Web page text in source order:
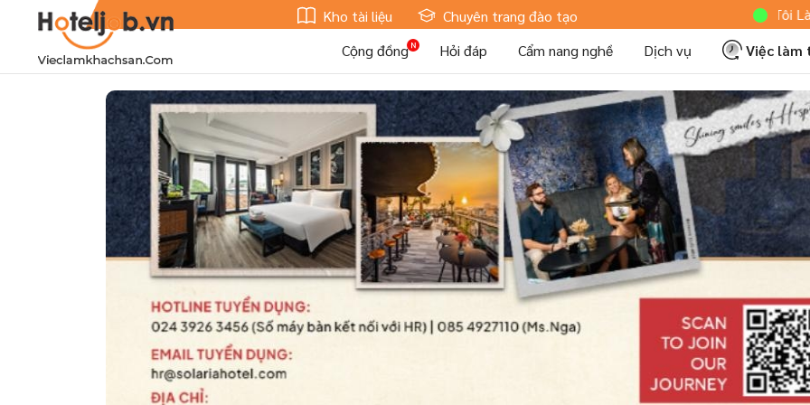
Kho tài liệu Chuyên trang đào tạo Hoteljob MV: "Tôi Là Nhân
Cộng đồng
Hỏi đáp Cẩm nang nghề Dịch vụ
Việc làm